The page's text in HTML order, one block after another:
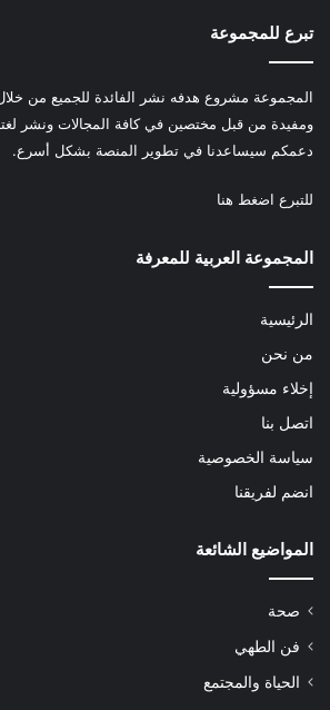
تبرع للمجموعة
المجموعة مشروع هدفه نشر الفائدة للجميع من
ومفيدة من قبل مختصين في كافة المجالات ونشر
دعمكم سيساعدنا في تطوير المنصة بشكل أسرع.
للتبرع اضغط هنا
المجموعة العربية للمعرفة
الرئيسية
من نحن
إخلاء مسؤولية
اتصل بنا
سياسة الخصوصية
انضم لفريقنا
المواضيع الشائعة
صحة
فن الطهي
الحياة والمجتمع